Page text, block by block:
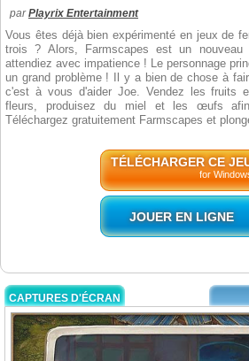
parPlayrix Entertainment
Vous êtes déjà bien expérimenté en jeux de
trois ? Alors, Farmscapes est un
attendiez avec impatience ! Le personnage
un grand problème ! Il y a bien de chose à
c'est à vous d'aider Joe. Vendez les fruits
fleurs, produisez du miel et les œufs
Téléchargez gratuitement Farmscapes et
TÉLÉCHARGER CE
for
JOUER EN LIGNE
CAPTURES D'ÉCRAN